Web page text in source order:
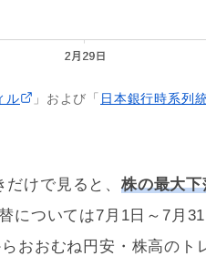
ル 」および「 日本銀行時系列
けで見ると、 株の最大下
については7月1日～7月
おおむね円安・株高の